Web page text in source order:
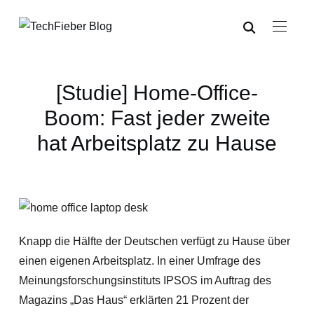
[Studie] Home-Office-
Boom: Fast jeder zweite
hat Arbeitsplatz zu Hause
Knapp die Hälfte der Deutschen verfügt zu Hause über
einen eigenen Arbeitsplatz. In einer Umfrage des
Meinungsforschungsinstituts IPSOS im Auftrag des
Magazins „Das Haus“ erklärten 21 Prozent der